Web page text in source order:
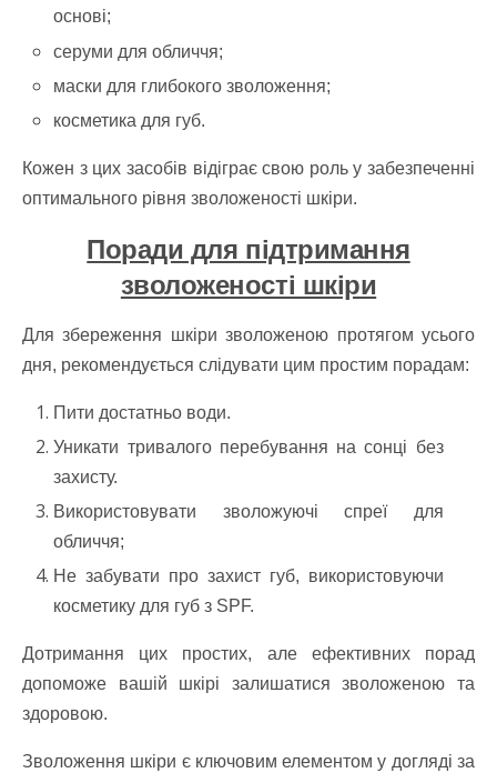
основі;
серуми для обличчя;
маски для глибокого зволоження;
косметика для губ.
Кожен з цих засобів відіграє свою роль у забезпеченні
оптимального рівня зволоженості шкіри.
Поради для підтримання
зволоженості шкіри
Для збереження шкіри зволоженою протягом усього
дня, рекомендується слідувати цим простим порадам:
Пити достатньо води.
Уникати тривалого перебування на сонці без
захисту.
Використовувати зволожуючі спреї для
обличчя;
Не забувати про захист губ, використовуючи
косметику для губ з SPF.
Дотримання цих простих, але ефективних порад
допоможе вашій шкірі залишатися зволоженою та
здоровою.
Зволоження шкіри є ключовим елементом у догляді за